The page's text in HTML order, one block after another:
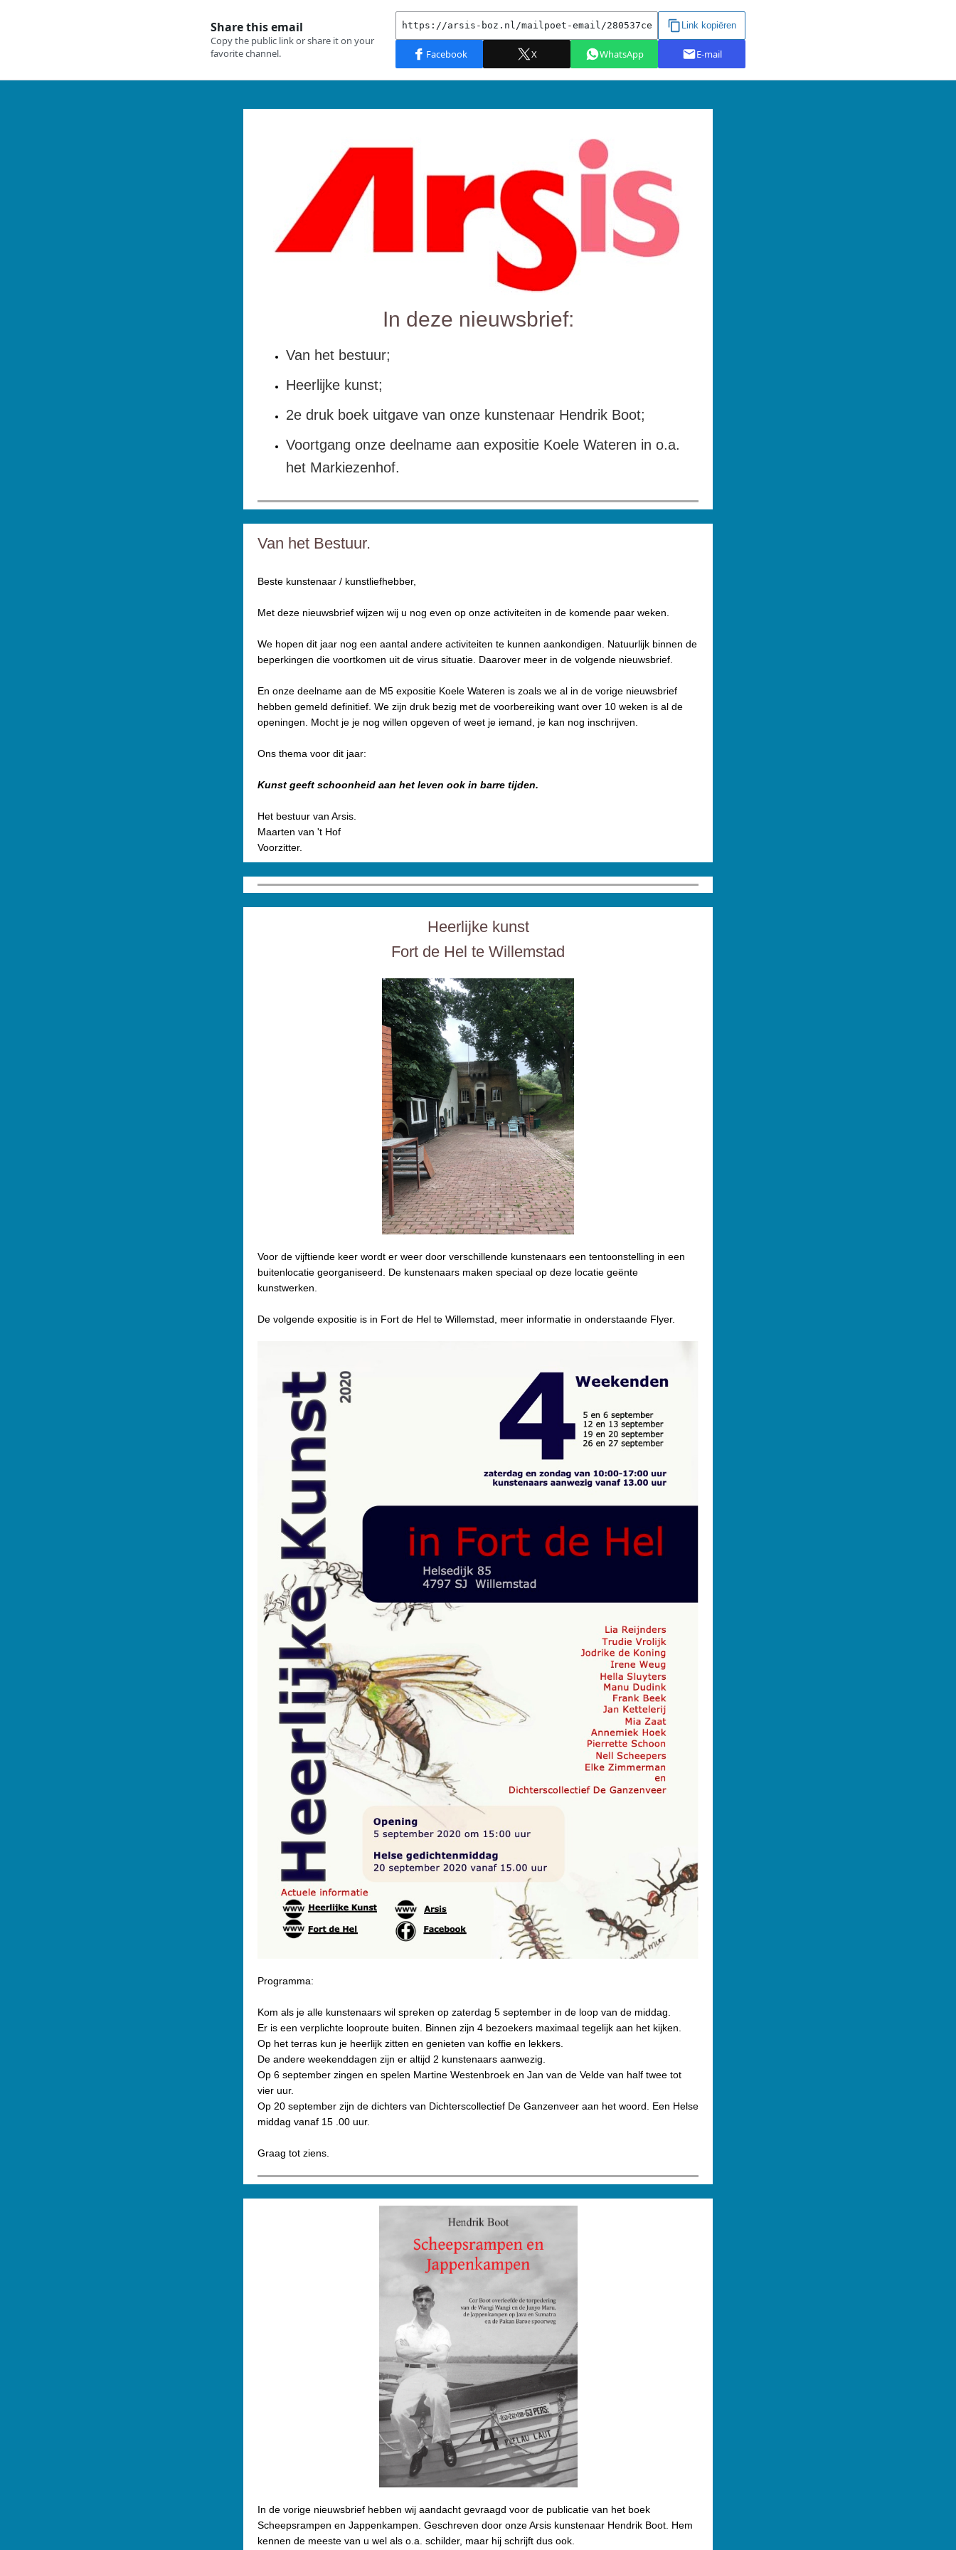
In deze nieuwsbrief:
Van het bestuur;
Heerlijke kunst;
2e druk boek uitgave van onze kunstenaar Hendrik Boot;
Voortgang onze deelname aan expositie Koele Wateren in o.a.
het Markiezenhof.
Van het Bestuur.
Beste kunstenaar / kunstliefhebber,
Met deze nieuwsbrief wijzen wij u nog even op onze activiteiten in de komende paar weken.
We hopen dit jaar nog een aantal andere activiteiten te kunnen aankondigen. Natuurlijk binnen de
beperkingen die voortkomen uit de virus situatie. Daarover meer in de volgende nieuwsbrief.
En onze deelname aan de M5 expositie Koele Wateren is zoals we al in de vorige nieuwsbrief
hebben gemeld definitief. We zijn druk bezig met de voorbereiking want over 10 weken is al de
openingen. Mocht je je nog willen opgeven of weet je iemand, je kan nog inschrijven.
Ons thema voor dit jaar:
Kunst geeft schoonheid aan het leven ook in barre tijden.
Het bestuur van Arsis.
Maarten van 't Hof
Voorzitter.
Heerlijke kunst
Fort de Hel te Willemstad
Voor de vijftiende keer wordt er weer door verschillende kunstenaars een tentoonstelling in een
buitenlocatie georganiseerd. De kunstenaars maken speciaal op deze locatie geënte
kunstwerken.
De volgende expositie is in Fort de Hel te Willemstad, meer informatie in onderstaande Flyer.
Programma:
Kom als je alle kunstenaars wil spreken op zaterdag 5 september in de loop van de middag.
Er is een verplichte looproute buiten. Binnen zijn 4 bezoekers maximaal tegelijk aan het kijken.
Op het terras kun je heerlijk zitten en genieten van koffie en lekkers.
De andere weekenddagen zijn er altijd 2 kunstenaars aanwezig.
Op 6 september zingen en spelen Martine Westenbroek en Jan van de Velde van half twee tot
vier uur.
Op 20 september zijn de dichters van Dichterscollectief De Ganzenveer aan het woord. Een Helse
middag vanaf 15 .00 uur.
Graag tot ziens.
In de vorige nieuwsbrief hebben wij aandacht gevraagd voor de publicatie van het boek
Scheepsrampen en Jappenkampen. Geschreven door onze Arsis kunstenaar Hendrik Boot. Hem
kennen de meeste van u wel als o.a. schilder, maar hij schrijft dus ook.